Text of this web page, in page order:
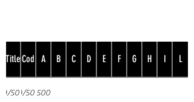
TitleCod A B C D E F G H I L
9/5009/500500